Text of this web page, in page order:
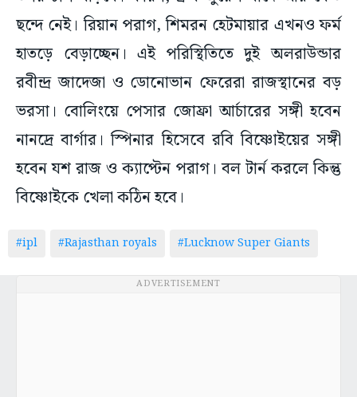
ছন্দে নেই। রিয়ান পরাগ, শিমরন হেটমায়ার এখনও ফর্ম
হাতড়ে বেড়াচ্ছেন। এই পরিস্থিতিতে দুই অলরাউন্ডার
রবীন্দ্র জাদেজা ও ডোনোভান ফেরেরা রাজস্থানের বড়
ভরসা। বোলিংয়ে পেসার জোফ্রা আর্চারের সঙ্গী হবেন
নানদ্রে বার্গার। স্পিনার হিসেবে রবি বিষ্ণোইয়ের সঙ্গী
হবেন যশ রাজ ও ক্যাপ্টেন পরাগ। বল টার্ন করলে কিন্তু
বিষ্ণোইকে খেলা কঠিন হবে।
#ipl #Rajasthan royals #Lucknow Super Giants
ADVERTISEMENT